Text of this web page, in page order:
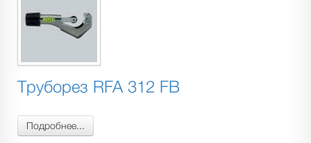
Труборез RFA 312 FB
Подробнее...